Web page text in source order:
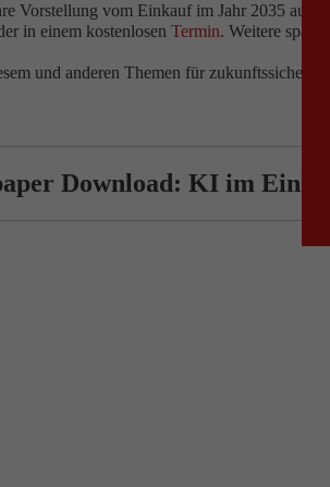
Vorstellung vom Einkauf im Jahr 2035
in einem kostenlosen Termin. Weitere
und anderen Themen für zukunftssichere
Download: KI im